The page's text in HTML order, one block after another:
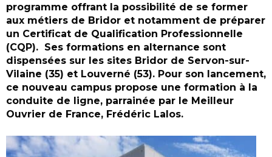
programme offrant la possibilité de se former
aux métiers de Bridor et notamment de préparer
un Certificat de Qualification Professionnelle
(CQP). Ses formations en alternance sont
dispensées sur les sites Bridor de Servon-sur-
Vilaine (35) et Louverné (53). Pour son lancement,
ce nouveau campus propose une formation à la
conduite de ligne, parrainée par le Meilleur
Ouvrier de France, Frédéric Lalos.